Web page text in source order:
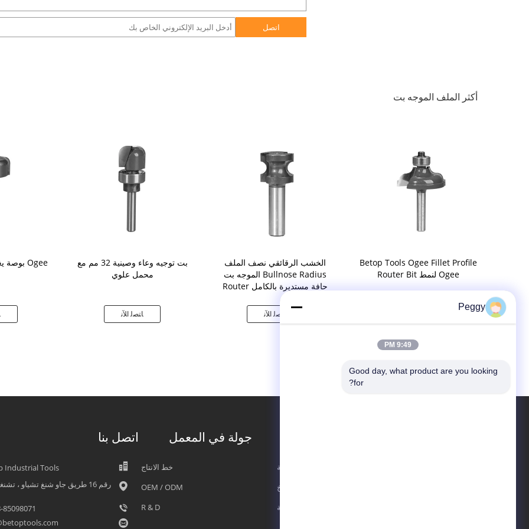
اتصل
أكثر الملف الموجه بت
1/2 - 1/4 بوصة يغرق راوتر Ogee
بت توجيه وعاء وصينية 32 مم مع
محمل علوي
ﺎﺘﺼﻟ ﺍﻶﻧ
الخشب الرقائقي نصف الملف
الموجه بت Bullnose Radius
Router حافة مستديرة بالكامل
ﺎﺘﺼﻟ ﺍﻶﻧ
Betop Tools Ogee Fillet Profile
Router Bit لنمط Ogee
مقدمة
تاريخ
خدمة
جولة في المعمل
خط الانتاج
OEM / ODM
R & D
اتصل بنا
Industrial Tools
رقم 16 طريق جاو شنغ تشياو ،
85098071
Peggy
9:49 PM
Good day, what product are you looking
for?